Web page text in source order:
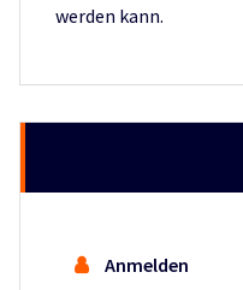
werden kann.
Anmelden